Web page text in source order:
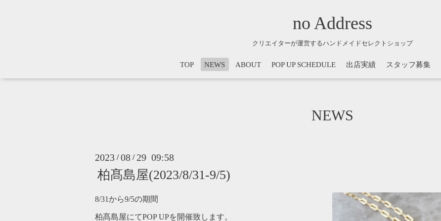
no Address
クリエイターが運営するハンドメイドセレクトショップ
TOP NEWS ABOUT POP UP SCHEDULE 出店実績 スタッフ募集
NEWS
2023 /08 / 29 09:58
柏髙島屋(2023/8/31-9/5)
8/31から9/5の期間
柏髙島屋にてPOP UPを開催致します。